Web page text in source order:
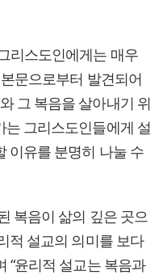
리스도인에게는 매우
문으로부터 발견되어
그 복음을 살아내기 위
그리스도인들에게 설
이유를 분명히 나눌 수
복음이 삶의 깊은 곳으
적 설교의 의미를 보다
“윤리적 설교는 복음과